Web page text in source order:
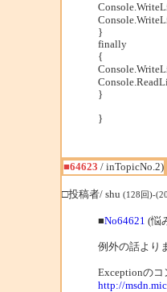
}
finally
{
}
}
■64623 / inTopicNo.2)
□投稿者/ shu (128回)-
■No64621 (悩
例外の話より
Exceptionのコ
http://